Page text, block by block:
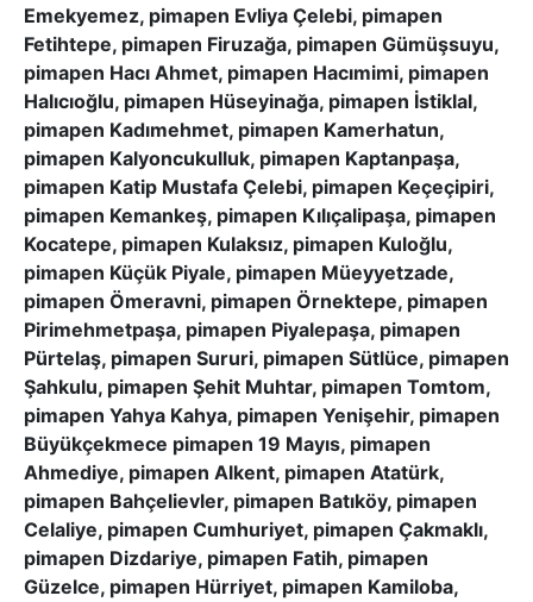
Emekyemez, pimapen Evliya Çelebi, pimapen
Fetihtepe, pimapen Firuzağa, pimapen Gümüşsuyu,
pimapen Hacı Ahmet, pimapen Hacımimi, pimapen
Halıcıoğlu, pimapen Hüseyinağa, pimapen İstiklal,
pimapen Kadımehmet, pimapen Kamerhatun,
pimapen Kalyoncukulluk, pimapen Kaptanpaşa,
pimapen Katip Mustafa Çelebi, pimapen Keçeçipiri,
pimapen Kemankeş, pimapen Kılıçalipaşa, pimapen
Kocatepe, pimapen Kulaksız, pimapen Kuloğlu,
pimapen Küçük Piyale, pimapen Müeyyetzade,
pimapen Ömeravni, pimapen Örnektepe, pimapen
Pirimehmetpaşa, pimapen Piyalepaşa, pimapen
Pürtelaş, pimapen Sururi, pimapen Sütlüce, pimapen
Şahkulu, pimapen Şehit Muhtar, pimapen Tomtom,
pimapen Yahya Kahya, pimapen Yenişehir, pimapen
Büyükçekmece pimapen 19 Mayıs, pimapen
Ahmediye, pimapen Alkent, pimapen Atatürk,
pimapen Bahçelievler, pimapen Batıköy, pimapen
Celaliye, pimapen Cumhuriyet, pimapen Çakmaklı,
pimapen Dizdariye, pimapen Fatih, pimapen
Güzelce, pimapen Hürriyet, pimapen Kamiloba,